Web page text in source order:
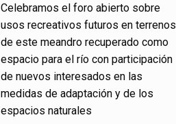
Celebramos el foro abierto sobre
usos recreativos futuros en terrenos
de este meandro recuperado como
espacio para el río con participación
de nuevos interesados en las
medidas de adaptación y de los
espacios naturales